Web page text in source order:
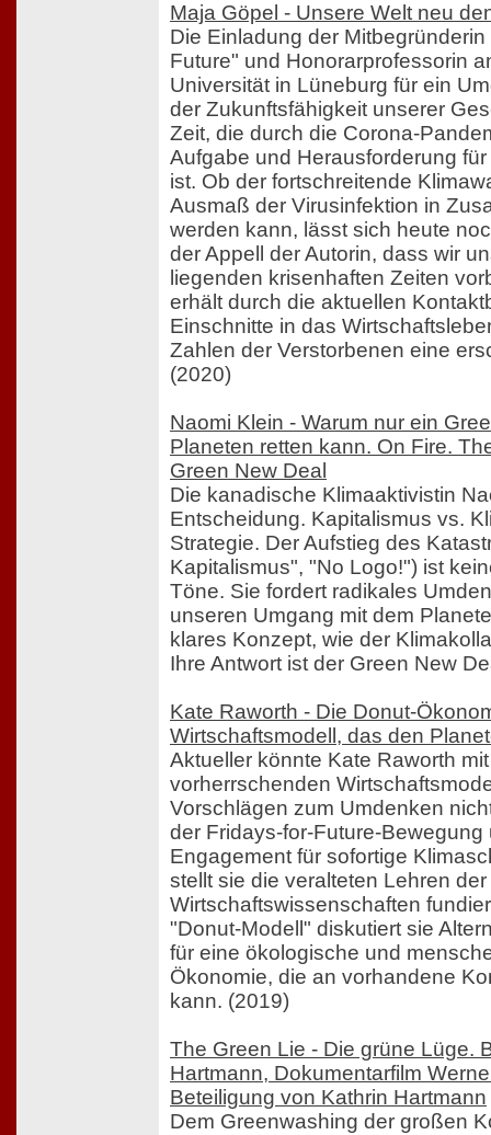
Maja Göpel - Unsere Welt neu
Die Einladung der
Future" und Honorarprofessorin
Universität in Lüneburg für ein
der Zukunftsfähigkeit unserer
Zeit, die durch die Corona-
Aufgabe und Herausforderung
ist. Ob der fortschreitende
Ausmaß der Virusinfektion in
werden kann, lässt sich heute
der Appell der Autorin, dass wir
liegenden krisenhaften Zeiten
erhält durch die aktuellen
Einschnitte in das
Zahlen der Verstorbenen eine
(2020)
Naomi Klein - Warum nur ein
Planeten retten kann. On Fire.
Green New Deal
Die kanadische Klimaaktivistin
Entscheidung. Kapitalismus vs.
Strategie. Der Aufstieg des
Kapitalismus", "No Logo!") ist
Töne. Sie fordert radikales
unseren Umgang mit dem
klares Konzept, wie der
Ihre Antwort ist der Green New
Kate Raworth - Die Donut-
Wirtschaftsmodell, das den
Aktueller könnte Kate Raworth
vorherrschenden
Vorschlägen zum Umdenken
der Fridays-for-Future-Bewegung
Engagement für sofortige
stellt sie die veralteten Lehren der
Wirtschaftswissenschaften
"Donut-Modell" diskutiert sie
für eine ökologische und
Ökonomie, die an vorhandene
kann. (2019)
The Green Lie - Die grüne Lüge.
Hartmann, Dokumentarfilm
Beteiligung von Kathrin Hartmann
Dem Greenwashing der großen